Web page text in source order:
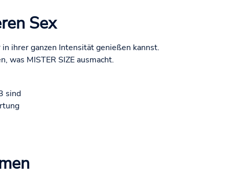
Sex
ihrer ganzen Intensität genießen kannst.
was MISTER SIZE ausmacht.
sind